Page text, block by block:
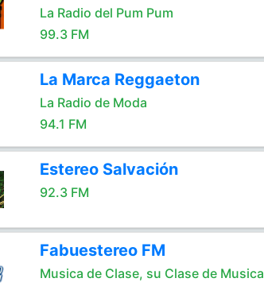
La Radio del Pum Pum
99.3 FM
La Marca Reggaeton
La Radio de Moda
94.1 FM
Estereo Salvación
92.3 FM
Fabuestereo FM
Musica de Clase, su Clase de Musica